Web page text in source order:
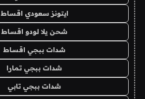
ايتونز سعودي اقساط
شحن يلا لودو اقساط
شدات ببجي اقساط
شدات ببجي تمارا
شدات ببجي تابي